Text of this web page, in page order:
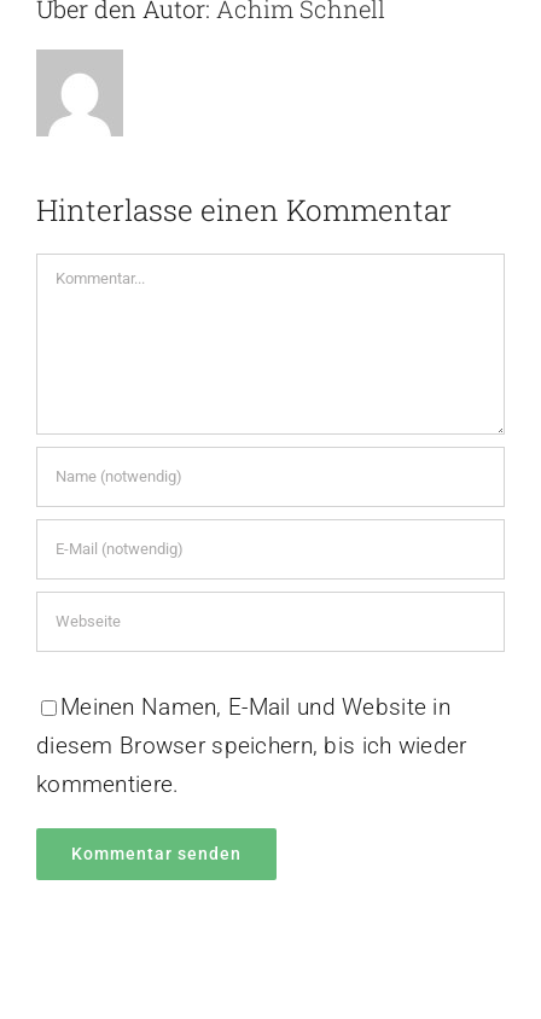
Über den Autor: Achim Schnell
Hinterlasse einen Kommentar
Kommentar
Meinen Namen, E-Mail und Website in
diesem Browser speichern, bis ich wieder
kommentiere.